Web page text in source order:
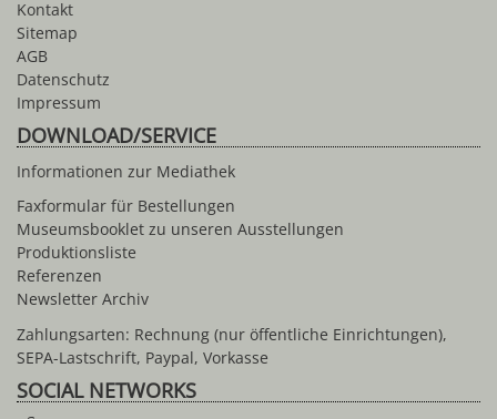
Kontakt
Sitemap
AGB
Datenschutz
Impressum
DOWNLOAD/SERVICE
Informationen zur Mediathek
Faxformular für Bestellungen
Museumsbooklet zu unseren Ausstellungen
Produktionsliste
Referenzen
Newsletter Archiv
Zahlungsarten: Rechnung (nur öffentliche Einrichtungen),
SEPA-Lastschrift, Paypal, Vorkasse
SOCIAL NETWORKS